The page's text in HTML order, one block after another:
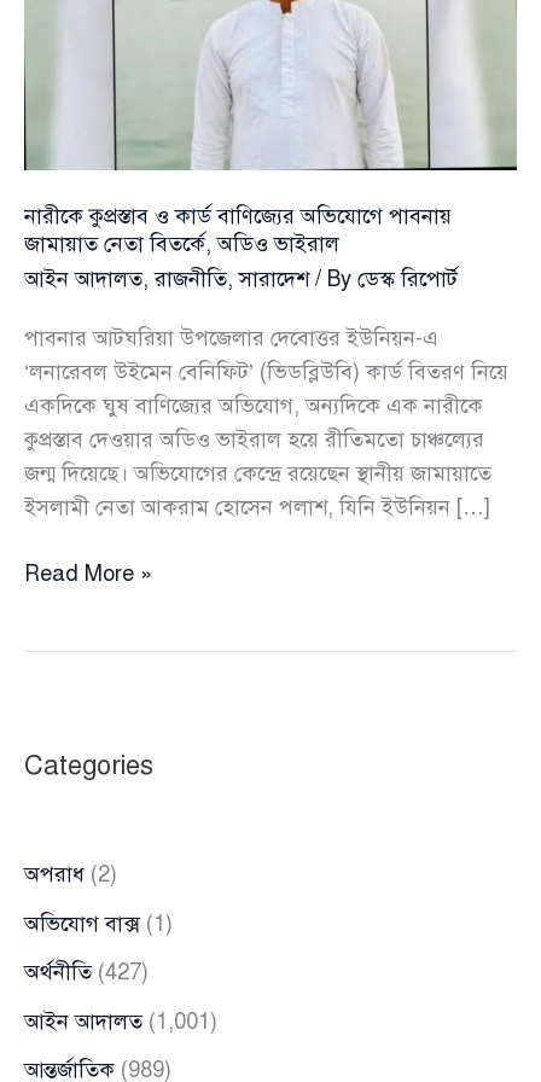
নারীকে কুপ্রস্তাব ও কার্ড বাণিজ্যের অভিযোগে পাবনায়
জামায়াত নেতা বিতর্কে, অডিও ভাইরাল
আইন আদালত,রাজনীতি,সারাদেশ/ By ডেস্ক রিপোর্ট
পাবনার আটঘরিয়া উপজেলার দেবোত্তর ইউনিয়ন-এ
‘লনারেবল উইমেন বেনিফিট’ (ভিডব্লিউবি) কার্ড বিতরণ নিয়ে
একদিকে ঘুষ বাণিজ্যের অভিযোগ, অন্যদিকে এক নারীকে
কুপ্রস্তাব দেওয়ার অডিও ভাইরাল হয়ে রীতিমতো চাঞ্চল্যের
জন্ম দিয়েছে। অভিযোগের কেন্দ্রে রয়েছেন স্থানীয় জামায়াতে
ইসলামী নেতা আকরাম হোসেন পলাশ, যিনি ইউনিয়ন […]
নারীকে
পাবনায়
বিতর্কে,
অডিও
Read More »
Categories
অপরাধ (2)
অভিযোগ বাক্স(1)
অর্থনীতি(427)
আইন আদালত(1,001)
আন্তর্জাতিক (989)